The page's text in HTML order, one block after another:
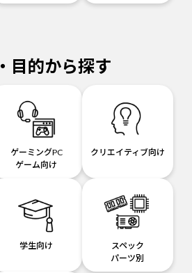
目的から探す
ゲーミングPC
ゲーム向け
クリエイティブ向け
学生向け
スペック
パーツ別